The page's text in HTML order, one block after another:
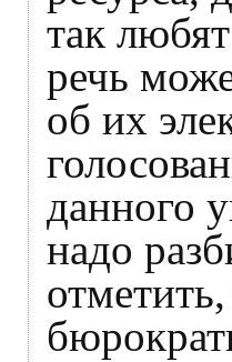
так
речь
об их
данного
надо